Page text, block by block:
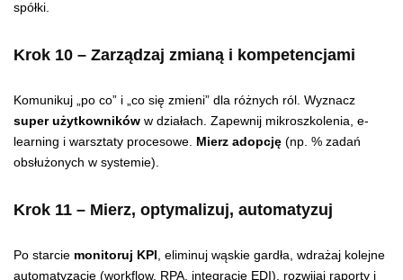
spółki.
Krok 10 – Zarządzaj zmianą i kompetencjami
Komunikuj „po co” i „co się zmieni” dla różnych ról. Wyznacz
super użytkowników w działach. Zapewnij mikroszkolenia, e-
learning i warsztaty procesowe. Mierz adopcję (np. % zadań
obsłużonych w systemie).
Krok 11 – Mierz, optymalizuj, automatyzuj
Po starcie monitoruj KPI , eliminuj wąskie gardła, wdrażaj kolejne
automatyzacje (workflow, RPA, integracje EDI), rozwijaj raporty i